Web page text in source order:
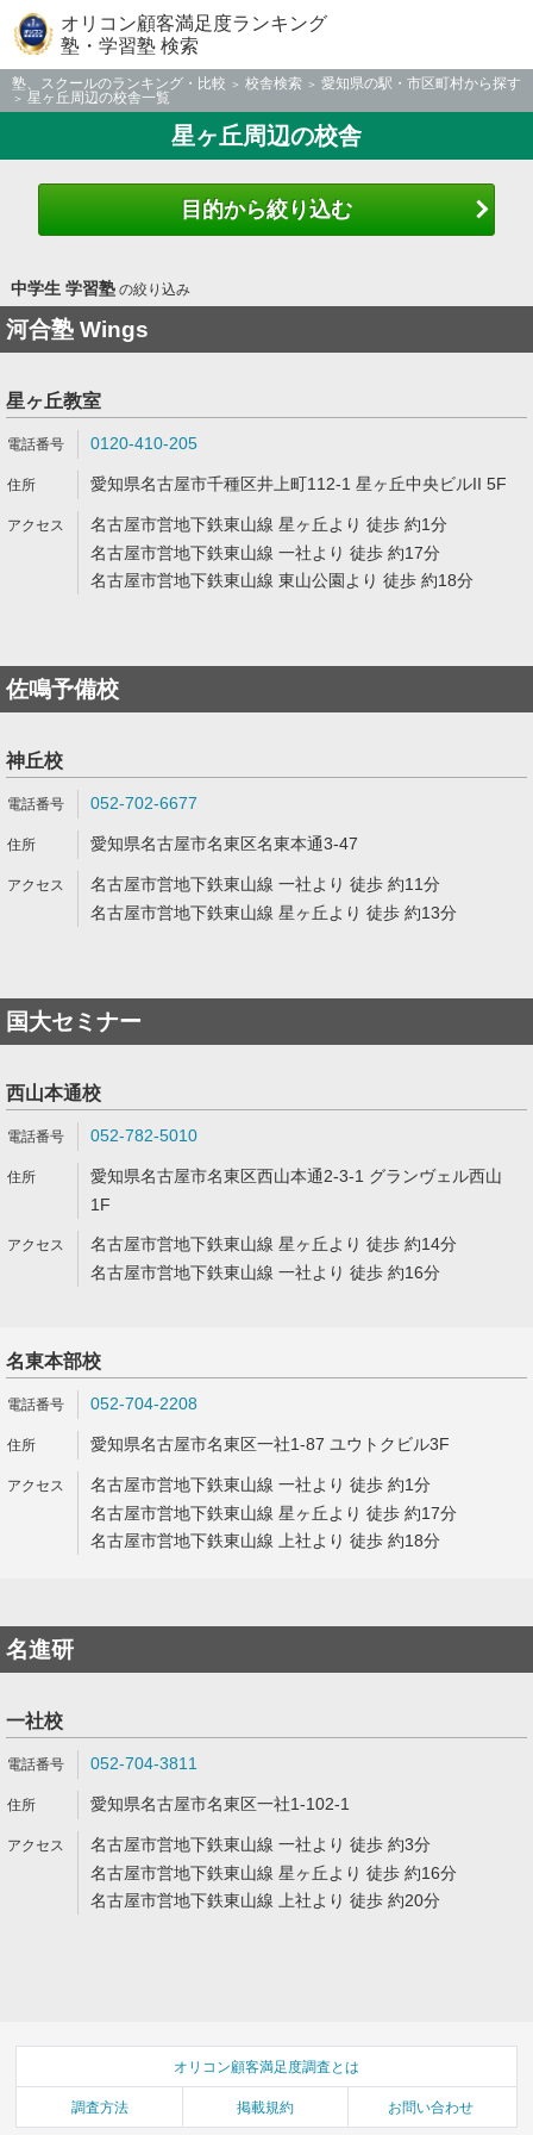
オリコン顧客満足度ランキング
塾・学習塾 検索
塾、スクールのランキング・比較 校舎検索
愛知県の駅・市区町村から探す
星ヶ丘周辺の校舎一覧
星ヶ丘周辺の校舎
目的から絞り込む
中学生 学習塾の絞り込み
河合塾 Wings
星ヶ丘教室
0120-410-205
愛知県名古屋市千種区井上町112-1 星ヶ丘中央ビルII 5F
名古屋市営地下鉄東山線 星ヶ丘より 徒歩 約1分
名古屋市営地下鉄東山線 一社より 徒歩 約17分
名古屋市営地下鉄東山線 東山公園より 徒歩 約18分
佐鳴予備校
神丘校
052-702-6677
愛知県名古屋市名東区名東本通3-47
名古屋市営地下鉄東山線 一社より 徒歩 約11分
名古屋市営地下鉄東山線 星ヶ丘より 徒歩 約13分
国大セミナー
西山本通校
052-782-5010
愛知県名古屋市名東区西山本通2-3-1 グランヴェル西山
1F
名古屋市営地下鉄東山線 星ヶ丘より 徒歩 約14分
名古屋市営地下鉄東山線 一社より 徒歩 約16分
名東本部校
052-704-2208
愛知県名古屋市名東区一社1-87 ユウトクビル3F
名古屋市営地下鉄東山線 一社より 徒歩 約1分
名古屋市営地下鉄東山線 星ヶ丘より 徒歩 約17分
名古屋市営地下鉄東山線 上社より 徒歩 約18分
名進研
一社校
052-704-3811
愛知県名古屋市名東区一社1-102-1
名古屋市営地下鉄東山線 一社より 徒歩 約3分
名古屋市営地下鉄東山線 星ヶ丘より 徒歩 約16分
名古屋市営地下鉄東山線 上社より 徒歩 約20分
オリコン顧客満足度調査とは
調査方法 掲載規約 お問い合わせ